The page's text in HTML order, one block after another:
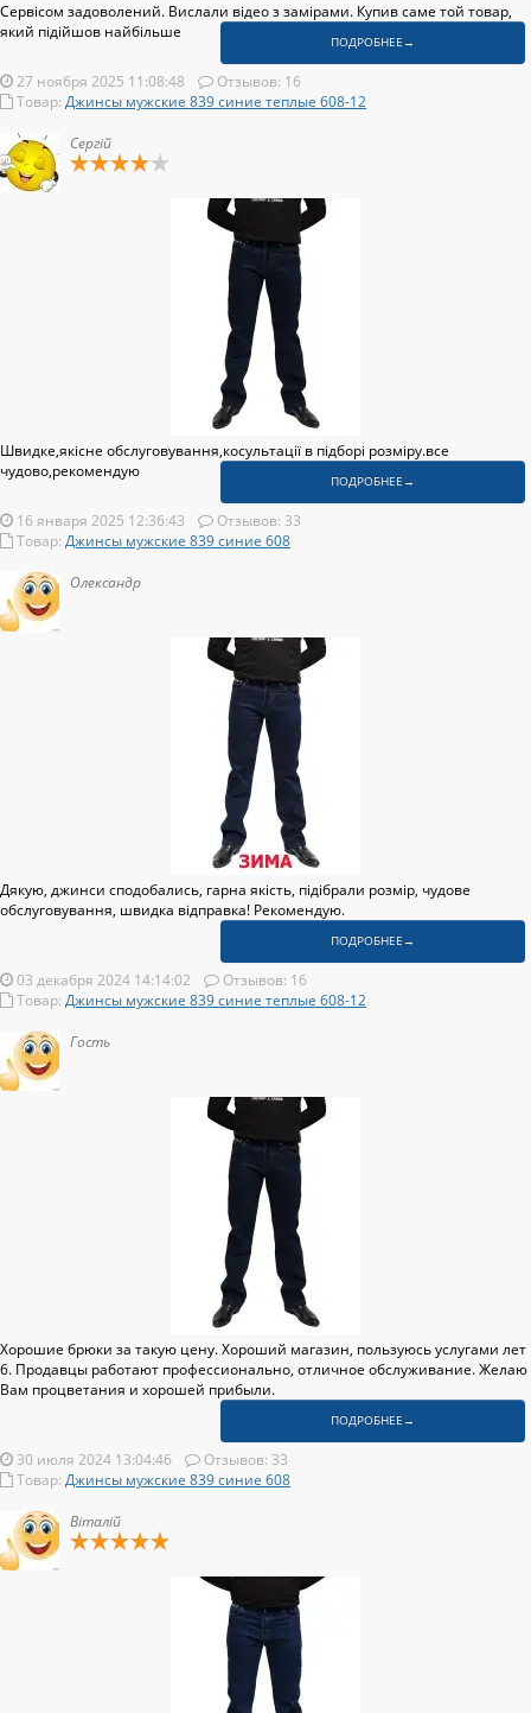
Сервісом задоволений. Вислали відео з замірами. Купив саме той товар,
який підійшов найбільше
ПОДРОБНЕЕ→
27 ноября 2025 11:08:48
Отзывов: 16
Товар: Джинсы мужские 839 синие теплые 608-12
Сергій
Швидке,якісне обслуговування,косультації в підборі розміру.все
чудово,рекомендую
ПОДРОБНЕЕ→
16 января 2025 12:36:43
Отзывов: 33
Товар: Джинсы мужские 839 синие 608
Олександр
Дякую, джинси сподобались, гарна якість, підібрали розмір, чудове
обслуговування, швидка відправка! Рекомендую.
ПОДРОБНЕЕ→
03 декабря 2024 14:14:02
Отзывов: 16
Товар: Джинсы мужские 839 синие теплые 608-12
Гость
Хорошие брюки за такую цену. Хороший магазин, пользуюсь услугами лет
6. Продавцы работают профессионально, отличное обслуживание. Желаю
Вам процветания и хорошей прибыли.
ПОДРОБНЕЕ→
30 июля 2024 13:04:46
Отзывов: 33
Товар: Джинсы мужские 839 синие 608
Віталій